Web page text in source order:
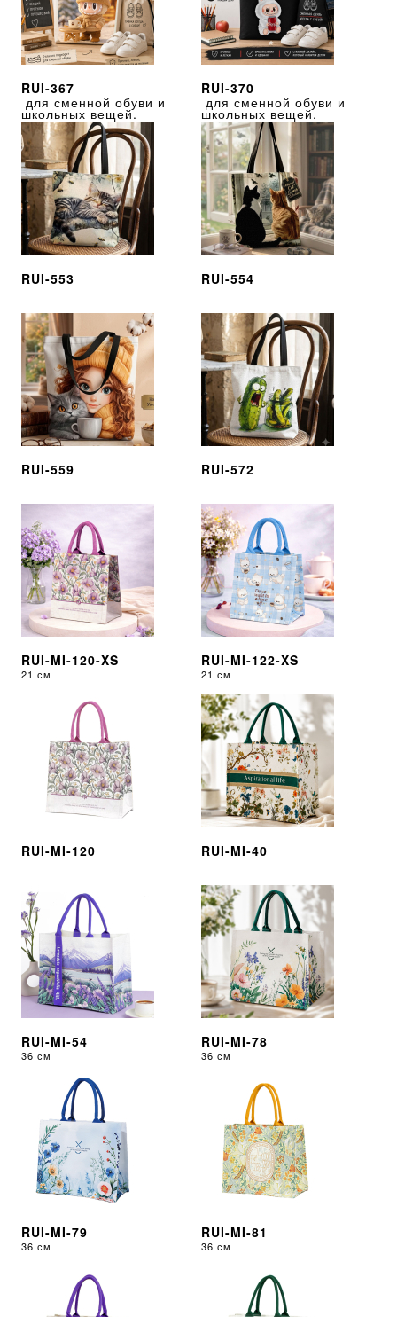
RUI-367
для сменной обуви и
школьных вещей.
RUI-370
для сменной обуви и
школьных вещей.
RUI-553 RUI-554
RUI-559 RUI-572
RUI-MI-120-XS
21 см
RUI-MI-122-XS
21 см
RUI-MI-120 RUI-MI-40
RUI-MI-54
36 см
RUI-MI-78
36 см
RUI-MI-79
36 см
RUI-MI-81
36 см